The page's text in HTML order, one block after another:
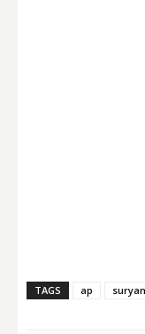
TAGS ap